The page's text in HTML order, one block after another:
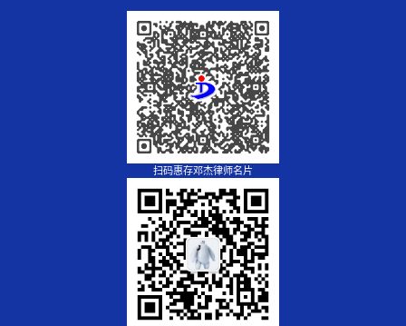
扫码惠存邓杰律师名片